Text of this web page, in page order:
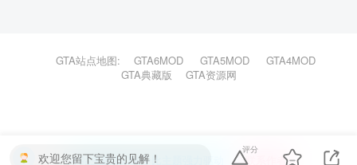
GTA站点地图: GTA6MOD GTA5MOD
GTA4MOD
GTA典藏版
GTA资源网
欢迎您留下宝贵的见解！
评分
本站主题由Zibll子比主题强力驱动 联系作者